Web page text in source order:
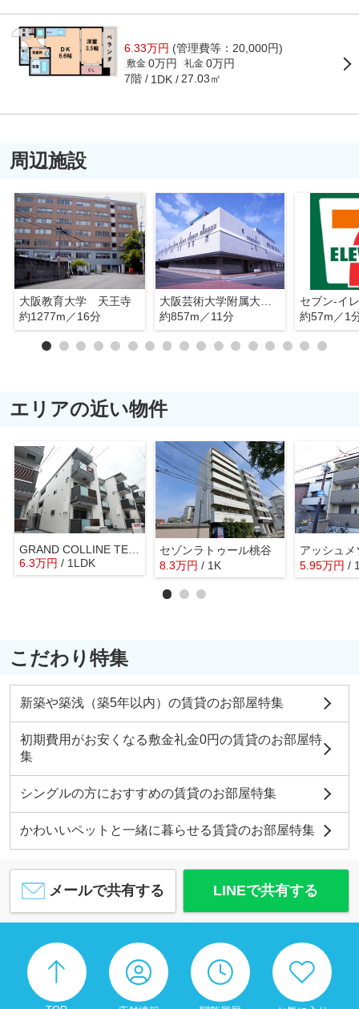
6.33万円 (管理費等：20,000円)
敷金 0万円 礼金 0万円
7階 1DK 27.03㎡
周辺施設
大阪教育大学 天王寺
約1277m／16分
大阪芸術大学附属大阪美術専門学校
約857m／11分
約57m／1
エリアの近い物件
GRAND COLLINE TERADACHO
6.3万円 / 1LDK
セゾンラトゥール桃谷
8.3万円 / 1K
アッシュメ
5.95万円 /
こだわり特集
新築や築浅（築5年以内）の賃貸のお部屋特集
初期費用がお安くなる敷金礼金0円の賃貸のお部屋特
集
シングルの方におすすめの賃貸のお部屋特集
かわいいペットと一緒に暮らせる賃貸のお部屋特集
メールで共有する LINEで共有する